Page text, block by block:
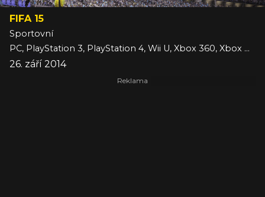
FIFA 15
Sportovní
PC, PlayStation 3, PlayStation 4, Wii U, Xbox 360, Xbox One
26. září 2014